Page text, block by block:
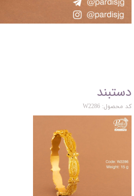
دستبند
کد محصول: W2286